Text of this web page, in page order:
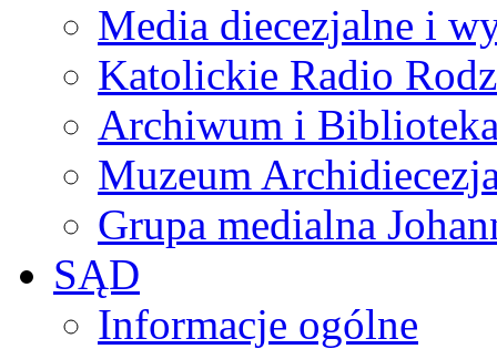
Media diecezjalne i
Katolickie Radio
Archiwum i
Muzeum
Grupa medialna
SĄD
Informacje ogólne